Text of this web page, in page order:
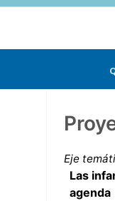
Eje
Las
agenda